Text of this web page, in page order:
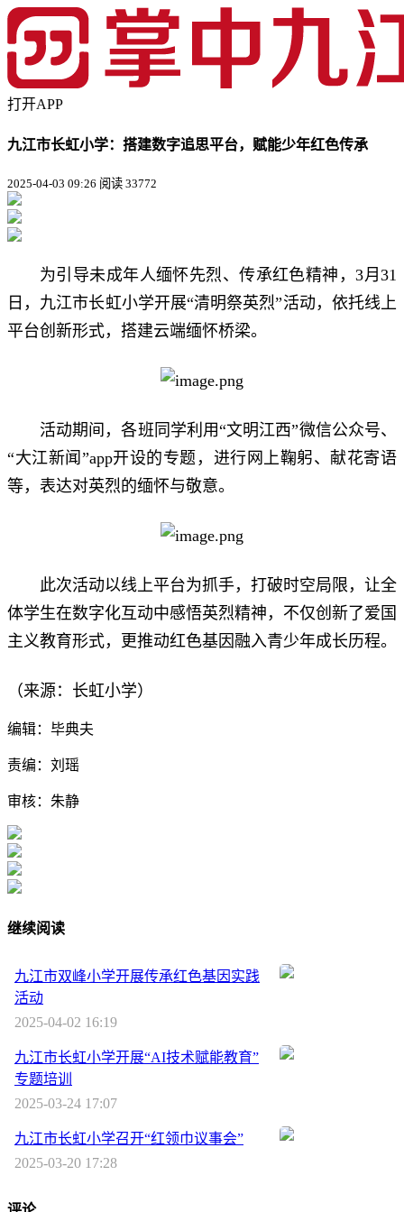
打开APP
九江市长虹小学：搭建数字追思平台，赋能少年红色传承
2025-04-03 09:26 阅读 33772
为引导未成年人缅怀先烈、传承红色精神，3月31
日，九江市长虹小学开展“清明祭英烈”活动，依托线上
平台创新形式，搭建云端缅怀桥梁。
活动期间，各班同学利用“文明江西”微信公众号、
“大江新闻”app开设的专题，进行网上鞠躬、献花寄语
等，表达对英烈的缅怀与敬意。
此次活动以线上平台为抓手，打破时空局限，让全
体学生在数字化互动中感悟英烈精神，不仅创新了爱国
主义教育形式，更推动红色基因融入青少年成长历程。
（来源：长虹小学）
编辑：毕典夫
责编：刘瑶
审核：朱静
继续阅读
九江市双峰小学开展传承红色基因实践
活动
2025-04-02 16:19
九江市长虹小学开展“AI技术赋能教育”
专题培训
2025-03-24 17:07
九江市长虹小学召开“红领巾议事会”
2025-03-20 17:28